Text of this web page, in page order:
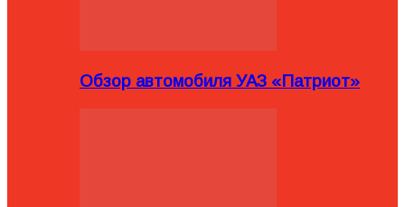
Обзор автомобиля УАЗ «Патриот»